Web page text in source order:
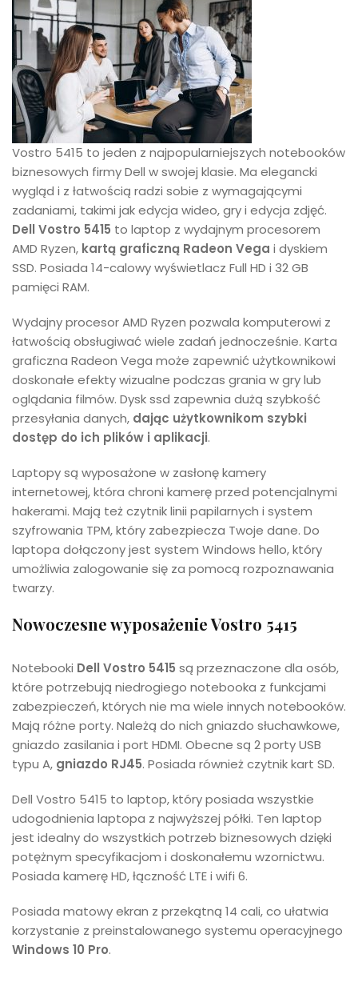
Vostro 5415 to jeden z najpopularniejszych notebooków
biznesowych firmy Dell w swojej klasie. Ma elegancki
wygląd i z łatwością radzi sobie z wymagającymi
zadaniami, takimi jak edycja wideo, gry i edycja zdjęć.
Dell Vostro 5415 to laptop z wydajnym procesorem
AMD Ryzen, kartą graficzną Radeon Vega i dyskiem
SSD. Posiada 14-calowy wyświetlacz Full HD i 32 GB
pamięci RAM.
Wydajny procesor AMD Ryzen pozwala komputerowi z
łatwością obsługiwać wiele zadań jednocześnie. Karta
graficzna Radeon Vega może zapewnić użytkownikowi
doskonałe efekty wizualne podczas grania w gry lub
oglądania filmów. Dysk ssd zapewnia dużą szybkość
przesyłania danych, dając użytkownikom szybki
dostęp do ich plików i aplikacji.
Laptopy są wyposażone w zasłonę kamery
internetowej, która chroni kamerę przed potencjalnymi
hakerami. Mają też czytnik linii papilarnych i system
szyfrowania TPM, który zabezpiecza Twoje dane. Do
laptopa dołączony jest system Windows hello, który
umożliwia zalogowanie się za pomocą rozpoznawania
twarzy.
Nowoczesne wyposażenie Vostro 5415
Notebooki Dell Vostro 5415 są przeznaczone dla osób,
które potrzebują niedrogiego notebooka z funkcjami
zabezpieczeń, których nie ma wiele innych notebooków.
Mają różne porty. Należą do nich gniazdo słuchawkowe,
gniazdo zasilania i port HDMI. Obecne są 2 porty USB
typu A, gniazdo RJ45. Posiada również czytnik kart SD.
Dell Vostro 5415 to laptop, który posiada wszystkie
udogodnienia laptopa z najwyższej półki. Ten laptop
jest idealny do wszystkich potrzeb biznesowych dzięki
potężnym specyfikacjom i doskonałemu wzornictwu.
Posiada kamerę HD, łączność LTE i wifi 6.
Posiada matowy ekran z przekątną 14 cali, co ułatwia
korzystanie z preinstalowanego systemu operacyjnego
Windows 10 Pro.